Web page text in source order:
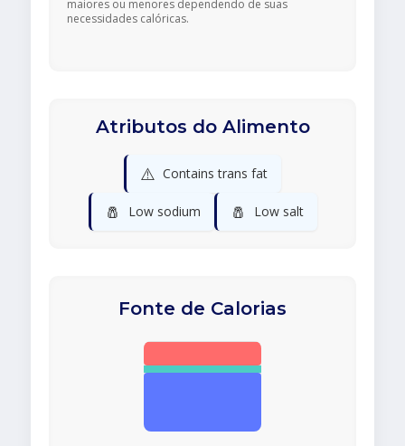
maiores ou menores dependendo de suas
necessidades calóricas.
Atributos do Alimento
⚠️ Contains trans fat
🧂 Low sodium 🧂 Low salt
Fonte de Calorias